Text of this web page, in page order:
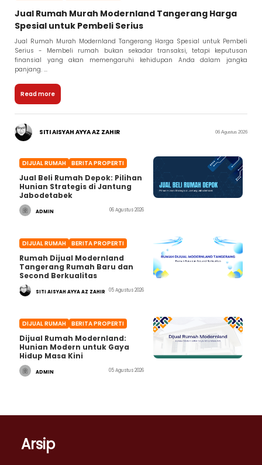
Jual Rumah Murah Modernland Tangerang Harga
Spesial untuk Pembeli Serius
Jual Rumah Murah Modernland Tangerang Harga Spesial untuk Pembeli
Serius - Membeli rumah bukan sekadar transaksi, tetapi keputusan
finansial yang akan memengaruhi kehidupan Anda dalam jangka
panjang. ...
Read more
SITI AISYAH AYYA AZ ZAHIR 06 Agustus 2026
DIJUAL RUMAH BERITA PROPERTI
Jual Beli Rumah Depok: Pilihan
Hunian Strategis di Jantung
Jabodetabek
ADMIN 06 Agustus 2026
DIJUAL RUMAH BERITA PROPERTI
Rumah Dijual Modernland
Tangerang Rumah Baru dan
Second Berkualitas
SITI AISYAH AYYA AZ ZAHIR 05 Agustus 2026
DIJUAL RUMAH BERITA PROPERTI
Dijual Rumah Modernland:
Hunian Modern untuk Gaya
Hidup Masa Kini
ADMIN 05 Agustus 2026
Arsip